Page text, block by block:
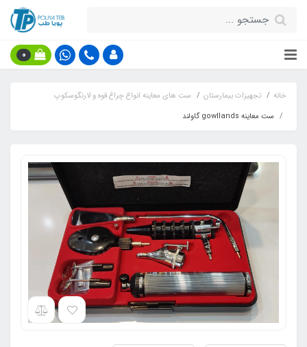
0
خانه تجهیزات بیمارستان
ست های معاینه انواع چراغ قوه و لارنگوسکوپ
ست معاینه gowllands گاولند